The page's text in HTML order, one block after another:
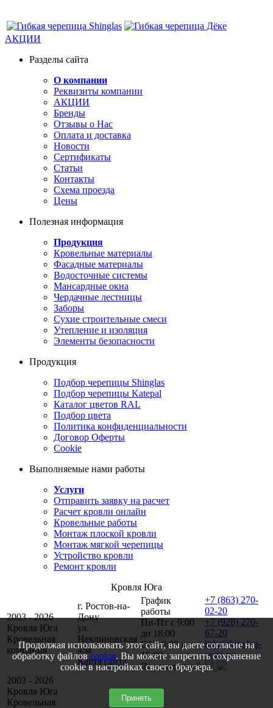
АКЦИИ
Разделы сайта
О компании
Реквизиты компании
АКЦИИ
Бренды
Отзывы о Нас
Оплата и доставка
Новости
Сертификаты
Статьи
Контакты
Схема проезда
Цены
Полезная информация
Продукция
Кровельные материалы
Фасадные материалы
Водосточные системы
Мансардные окна
Чердачные лестницы
Заборы
Сухие строительные смеси
Утепление и изоляция
Элементы безопасности
Продукция
Подбор черепицы Shinglas
Подбор черепицы Katepal
Каталог цветов RAL
Подбор цвета
Политика конфиденциальности
Договор Оферты
Cookie
Выполняемые нами работы
Услуги
Отправить заявку на расчет
Расчет кровли онлайн
Кровельные работы
Монтаж плоской кровли
Монтаж мягкой черепицы
Устройство кровли
Ремонт кровли
Кровля Юга
2003 - 2026
Кровля Юга
Кровельная
компания
г. Ростов-на-
Дону
ул.
Неклиновская
45a
Карта сайта
График
работы
Пн-Пт с 9:00
до 18:00
Сб с 9:00 до
15:00
Вс - выходной
+7 (863) 270-
02-20
+7 (928) 270-
67-20
info@krovlya-
yuga.ru
2003 - 2026
Кровля Юга
Кровельная
Продолжая использовать этот сайт, вы даете согласие на
обработку файловcookie. Вы можете запретить сохранение
cookie в настройках своего браузера.
Принять